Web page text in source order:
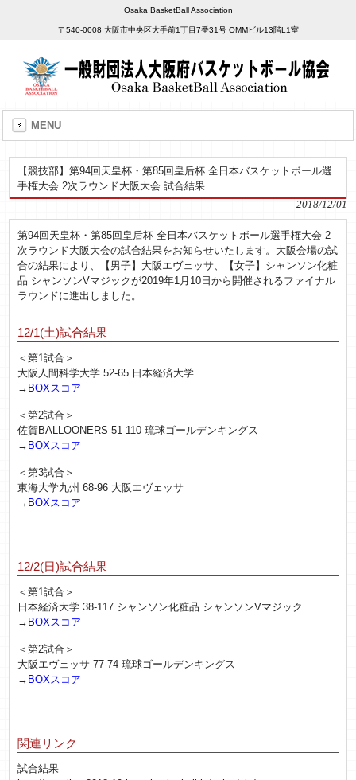
Osaka BasketBall Association
〒540-0008 大阪市中央区大手前1丁目7番31号 OMMビル13階L1室
MENU
【競技部】第94回天皇杯・第85回皇后杯 全日本バスケットボール選
手権大会 2次ラウンド大阪大会 試合結果
2018/12/01
第94回天皇杯・第85回皇后杯 全日本バスケットボール選手権大会 2
次ラウンド大阪大会の試合結果をお知らせいたします。大阪会場の試
合の結果により、【男子】大阪エヴェッサ、【女子】シャンソン化粧
品 シャンソンVマジックが2019年1月10日から開催されるファイナル
ラウンドに進出しました。
12/1(土)試合結果
＜第1試合＞
大阪人間科学大学 52-65 日本経済大学
→ BOXスコア
＜第2試合＞
佐賀BALLOONERS 51-110 琉球ゴールデンキングス
→ BOXスコア
＜第3試合＞
東海大学九州 68-96 大阪エヴェッサ
→ BOXスコア
12/2(日)試合結果
＜第1試合＞
日本経済大学 38-117 シャンソン化粧品 シャンソンVマジック
→ BOXスコア
＜第2試合＞
大阪エヴェッサ 77-74 琉球ゴールデンキングス
→ BOXスコア
関連リンク
試合結果